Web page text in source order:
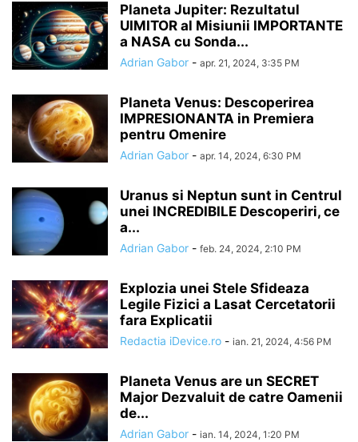
Planeta Jupiter: Rezultatul
UIMITOR al Misiunii IMPORTANTE
a NASA cu Sonda...
Adrian Gabor - apr. 21, 2024, 3:35 PM
Planeta Venus: Descoperirea
IMPRESIONANTA in Premiera
pentru Omenire
Adrian Gabor - apr. 14, 2024, 6:30 PM
Uranus si Neptun sunt in Centrul
unei INCREDIBILE Descoperiri, ce
a...
Adrian Gabor - feb. 24, 2024, 2:10 PM
Explozia unei Stele Sfideaza
Legile Fizici a Lasat Cercetatorii
fara Explicatii
Redactia iDevice.ro - ian. 21, 2024, 4:56 PM
Planeta Venus are un SECRET
Major Dezvaluit de catre Oamenii
de...
Adrian Gabor - ian. 14, 2024, 1:20 PM